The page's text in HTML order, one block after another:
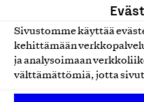
Sivustomme käyttää
kehittämään
ja analysoimaan
välttämättömiä, jotta
Design From Finland